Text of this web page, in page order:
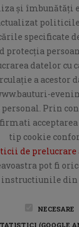
și îmbunătăți
specificate
protecția
datelor cu
a acestor
personal. Prin
tip cookie
de prelucrare
pot fi
instructiunile din
NECESARE
(GOOGLE